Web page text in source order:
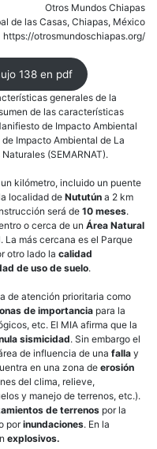
Otros Mundos Chiapas
de las Casas, Chiapas, México
https://otrosmundoschiapas.org/
138 en pdf
generales de la
de las características
de Impacto Ambiental
Impacto Ambiental de La
(SEMARNAT).
kilómetro, incluido un puente
localidad de Nututún a 2 km
será de 10 meses.
o cerca de un Área Natural
más cercana es el Parque
otro lado la calidad
de uso de suelo.
de atención prioritaria como
de importancia para la
etc. El MIA afirma que la
sismicidad. Sin embargo el
de influencia de una falla y
en una zona de erosión
del clima, relieve,
y manejo de terrenos, etc.).
de terrenos por la
porinundaciones. En la
explosivos.